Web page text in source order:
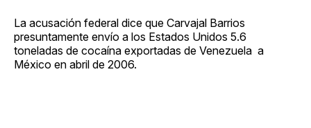
La acusación federal dice que Carvajal Barrios
presuntamente envío a los Estados Unidos 5.6
toneladas de cocaína exportadas de Venezuela a
México en abril de 2006.